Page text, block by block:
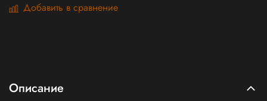
Добавить в сравнение
Описание